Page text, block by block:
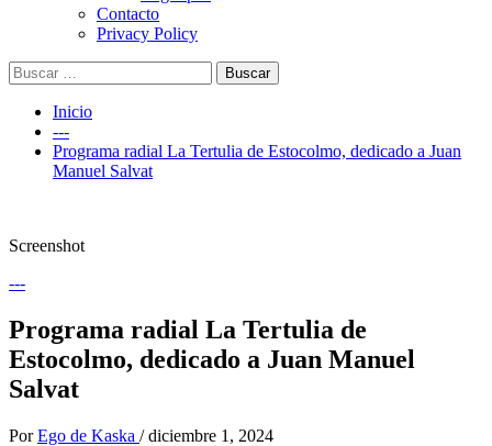
Contacto
Privacy Policy
Buscar:
Inicio
---
Programa radial La Tertulia de Estocolmo, dedicado a Juan
Manuel Salvat
Screenshot
---
Programa radial La Tertulia de
Estocolmo, dedicado a Juan Manuel
Salvat
Por Ego de Kaska / diciembre 1, 2024